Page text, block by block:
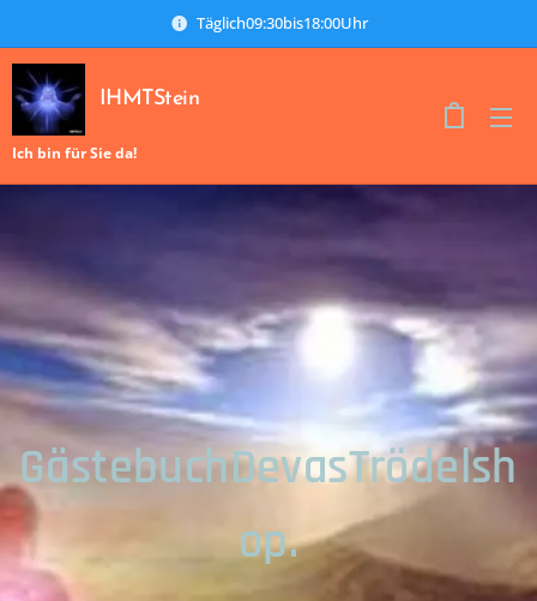
Täglich09:30bis18:00Uhr
IHMTStein
Ich bin für Sie da!
GästebuchDevasTrödelsh
op.